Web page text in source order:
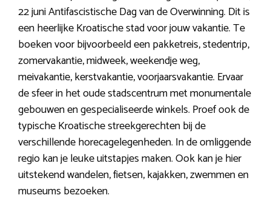
22 juni Antifascistische Dag van de Overwinning. Dit is
een heerlijke Kroatische stad voor jouw vakantie. Te
boeken voor bijvoorbeeld een pakketreis, stedentrip,
zomervakantie, midweek, weekendje weg,
meivakantie, kerstvakantie, voorjaarsvakantie. Ervaar
de sfeer in het oude stadscentrum met monumentale
gebouwen en gespecialiseerde winkels. Proef ook de
typische Kroatische streekgerechten bij de
verschillende horecagelegenheden. In de omliggende
regio kan je leuke uitstapjes maken. Ook kan je hier
uitstekend wandelen, fietsen, kajakken, zwemmen en
museums bezoeken.